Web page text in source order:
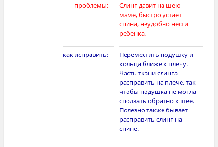
проблемы:
Слинг давит на шею
маме, быстро устает
спина, неудобно нести
ребенка.
как исправить:
Переместить подушку и
кольца ближе к плечу.
Часть ткани слинга
расправить на плече, так
чтобы подушка не могла
сползать обратно к шее.
Полезно также бывает
расправить слинг на
спине.